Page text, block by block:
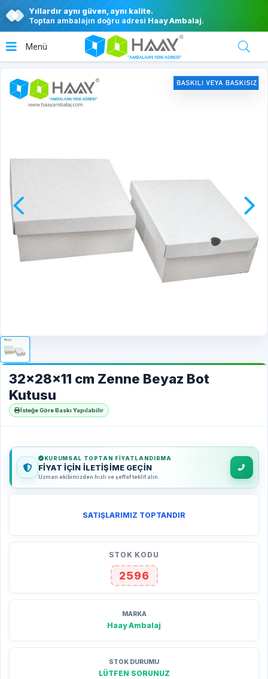
Yıllardır aynı güven, aynı kalite.
Toptan ambalajın doğru adresi Haay Ambalaj.
32x28x11 cm Zenne Beyaz Bot
Kutusu
İsteğe Göre Baskı Yapılabilir
KURUMSAL TOPTAN FIYATLANDIRMA
FİYAT İÇİN İLETİŞİME GEÇİN
Uzman ekibimizden hızlı ve şeffaf teklif alın.
SATIŞLARIMIZ TOPTANDIR
STOK KODU
2596
MARKA
Haay Ambalaj
STOK DURUMU
LÜTFEN SORUNUZ